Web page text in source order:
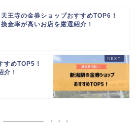
天王寺の金券ショップおすすめTOP6！
換金率が高いお店を厳選紹介！
すめTOP5！
介！